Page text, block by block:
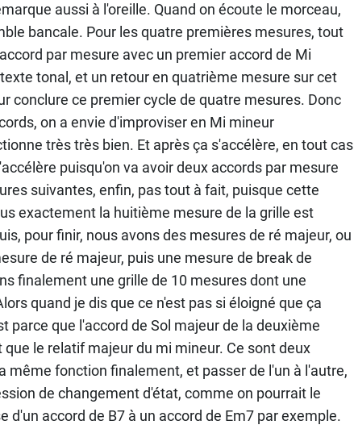
aussi à l'oreille. Quand on écoute le morceau,
bancale. Pour les quatre premières mesures, tout
par mesure avec un premier accord de Mi
tonal, et un retour en quatrième mesure sur cet
conclure ce premier cycle de quatre mesures. Donc
on a envie d'improviser en Mi mineur
très très bien. Et après ça s'accélère, en tout cas
puisqu'on va avoir deux accords par mesure
suivantes, enfin, pas tout à fait, puisque cette
exactement la huitième mesure de la grille est
pour finir, nous avons des mesures de ré majeur, ou
de ré majeur, puis une mesure de break de
finalement une grille de 10 mesures dont une
quand je dis que ce n'est pas si éloigné que ça
parce que l'accord de Sol majeur de la deuxième
que le relatif majeur du mi mineur. Ce sont deux
même fonction finalement, et passer de l'un à l'autre,
de changement d'état, comme on pourrait le
d'un accord de B7 à un accord de Em7 par exemple.